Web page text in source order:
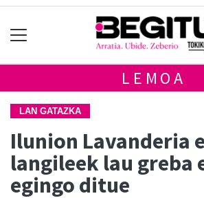
LEMOA
LAN GATAZKA
Ilunion Lavanderia
langileek lau greba
egingo ditue